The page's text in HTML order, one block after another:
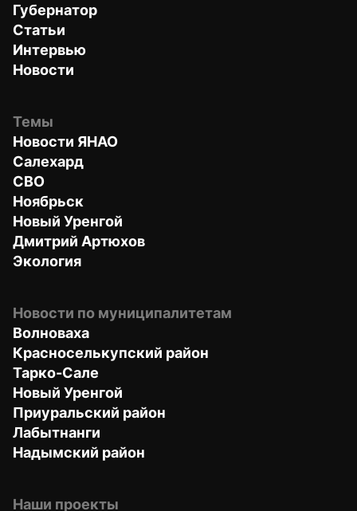
Губернатор
Статьи
Интервью
Новости
Темы
Новости ЯНАО
Салехард
СВО
Ноябрьск
Новый Уренгой
Дмитрий Артюхов
Экология
Новости по муниципалитетам
Волноваха
Красноселькупский район
Тарко-Сале
Новый Уренгой
Приуральский район
Лабытнанги
Надымский район
Наши проекты